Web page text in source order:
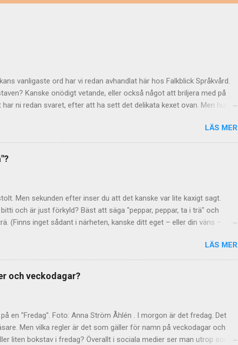
vanligaste ord har vi redan avhandlat här hos Falkblick Språkvård.
Kanske onödigt vetande, eller också något att briljera med på
ni redan svaret, efter att ha sett det delikata kexet ovan. Men hur
Språkrådet . Som underlag använde man tidningstexter från
i Nusvensk ordbok I–IV och i Tiotusen i topp (1972). Ett problem var
och små varianter av samma bokstav) blev behandlade som
för statistiken vet man tyvärr inte. När det gäller gemenerna (de
LÄS MER
Men sekunden efter inser du att det kanske var lite kaxigt sagt.
och är just förkyld? Bäst att säga "peppar, peppar, ta i trä" och
(Finns inget sådant i närheten, kanske ditt eget – eller din väns –
så att den inte ska locka till sig onda makter. Sedan urminnes tider har
illvilliga makter, som vill sätta stopp för lycka och framgång.
gardera sig och förhindra detta. Obehagligt klimat Men varför just
ett uttryck redan på 1700-talet. Troligen syftade man på Guyana ,
LÄS MER
och veckodagar?
en "Fredag". Foto: Anna Ström Åhlén . I morgon är det fredag. Det
Men vilka regler är det som gäller för namn på veckodagar och
liten bokstav i fredag? Överallt i sociala medier ser man utrop som